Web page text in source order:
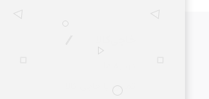
تماس با خاجی کالا